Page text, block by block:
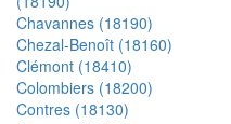
Chavannes (18190)
Chezal-Benoît (18160)
Clémont (18410)
Colombiers (18200)
Contres (18130)